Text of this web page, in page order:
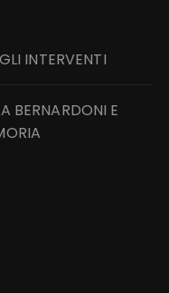
INTERVENTI
BERNARDONI E